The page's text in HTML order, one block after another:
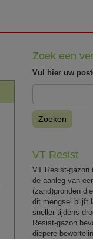
Zoek een
Vul hier uw
Zoeken
VT Resist
VT Resist-gazon
de aanleg van
(zand)gronden
dit mengsel blijft
sneller tijdens
Resist-gazon
diepere